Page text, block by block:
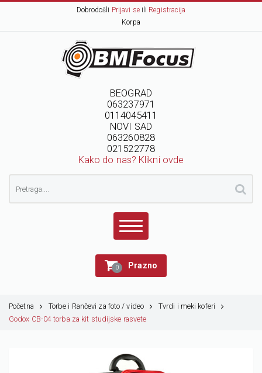
Dobrodošli Prijavi seili Registracija
Korpa
BEOGRAD
063237971
0114045411
NOVI SAD
063260828
021522778
Kako do nas? Klikni ovde
0 Prazno
Početna Torbe i Rančevi za foto / video
Tvrdi i meki koferi
Godox CB-04 torba za kit studijske rasvete